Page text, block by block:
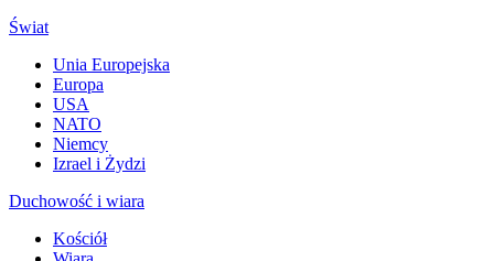
Świat
Unia Europejska
Europa
USA
NATO
Niemcy
Izrael i Żydzi
Duchowość i wiara
Kościół